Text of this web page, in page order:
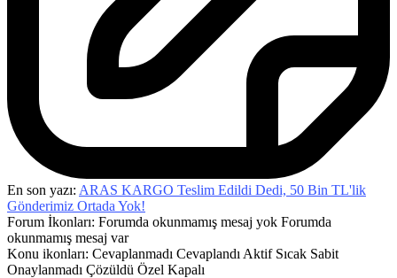
En son yazı: ARAS KARGO Teslim Edildi Dedi, 50 Bin TL'lik
Gönderimiz Ortada Yok!
Forum İkonları: Forumda okunmamış mesaj yok Forumda
okunmamış mesaj var
Konu ikonları: Cevaplanmadı Cevaplandı Aktif Sıcak Sabit
Onaylanmadı Çözüldü Özel Kapalı